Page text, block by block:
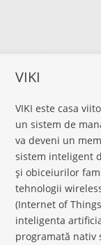
VIKI
VIKI este casa
un sistem de
va deveni un
sistem inteligent
şi obiceiurilor
tehnologii
(Internet of
inteligenta
programată nativ